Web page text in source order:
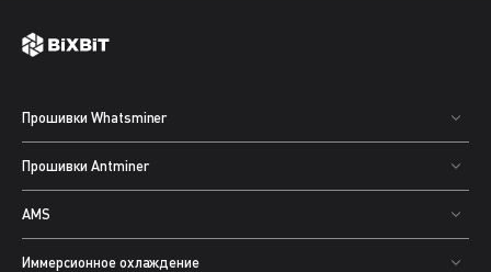
Прошивки Whatsminer
Прошивки Antminer
AMS
Иммерсионное охлаждение